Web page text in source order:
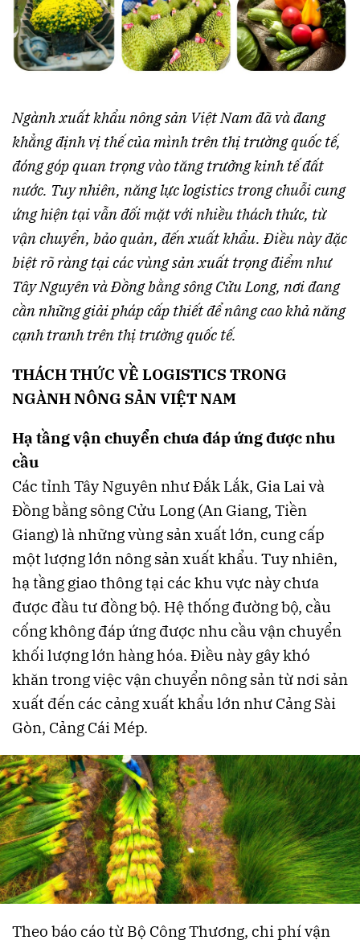
Ngành xuất khẩu nông sản Việt Nam đã và đang
khẳng định vị thế của mình trên thị trường quốc tế,
đóng góp quan trọng vào tăng trưởng kinh tế đất
nước. Tuy nhiên, năng lực logistics trong chuỗi cung
ứng hiện tại vẫn đối mặt với nhiều thách thức, từ
vận chuyển, bảo quản, đến xuất khẩu. Điều này đặc
biệt rõ ràng tại các vùng sản xuất trọng điểm như
Tây Nguyên và Đồng bằng sông Cửu Long, nơi đang
cần những giải pháp cấp thiết để nâng cao khả năng
cạnh tranh trên thị trường quốc tế.
THÁCH THỨC VỀ LOGISTICS TRONG
NGÀNH NÔNG SẢN VIỆT NAM
Hạ tầng vận chuyển chưa đáp ứng được nhu
cầu
Các tỉnh Tây Nguyên như Đắk Lắk, Gia Lai và
Đồng bằng sông Cửu Long (An Giang, Tiền
Giang) là những vùng sản xuất lớn, cung cấp
một lượng lớn nông sản xuất khẩu. Tuy nhiên,
hạ tầng giao thông tại các khu vực này chưa
được đầu tư đồng bộ. Hệ thống đường bộ, cầu
cống không đáp ứng được nhu cầu vận chuyển
khối lượng lớn hàng hóa. Điều này gây khó
khăn trong việc vận chuyển nông sản từ nơi sản
xuất đến các cảng xuất khẩu lớn như Cảng Sài
Gòn, Cảng Cái Mép.
Theo báo cáo từ Bộ Công Thương, chi phí vận